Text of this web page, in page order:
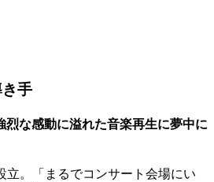
手
烈な感動に溢れた音楽再生に夢中に
立。「まるでコンサート会場にい